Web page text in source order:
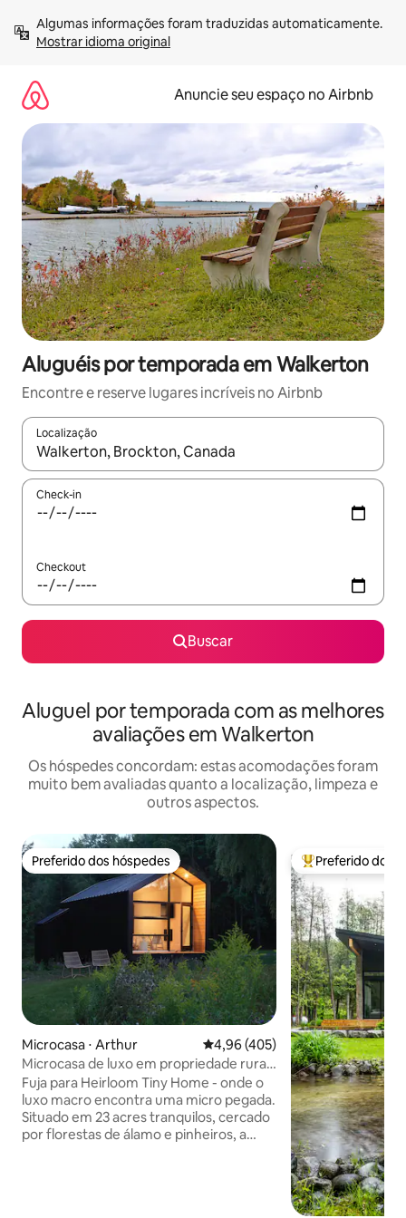
para
Mostrar idioma original
Anuncie seu espaço no Airbnb
Aluguéis por temporada em Walkerton
Encontre e reserve lugares incríveis no Airbnb
Localização
Quando os resultados estiverem disponíveis, explore-os
Check-in
Checkout
Buscar
Aluguel por temporada com as melhores
avaliações em Walkerton
Os hóspedes concordam: estas acomodações foram
muito bem avaliadas quanto a localização, limpeza e
outros aspectos.
Preferido dos hóspedes
Preferido dos hóspedes
Microcasa ⋅ Arthur 4,96 de uma avaliação média de
4,96 (405)
Microcasa de luxo em propriedade rural
tranquila
Fuja para Heirloom Tiny Home - onde o
luxo macro encontra uma micro pegada.
Situado em 23 acres tranquilos, cercado
por florestas de álamo e pinheiros, a
Entre os
Preferido dos